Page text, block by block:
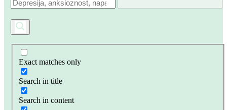
Exact matches only
Search in title
Search in content